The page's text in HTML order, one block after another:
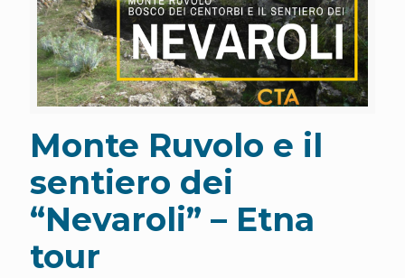
Monte Ruvolo e il
sentiero dei
“Nevaroli” – Etna
tour